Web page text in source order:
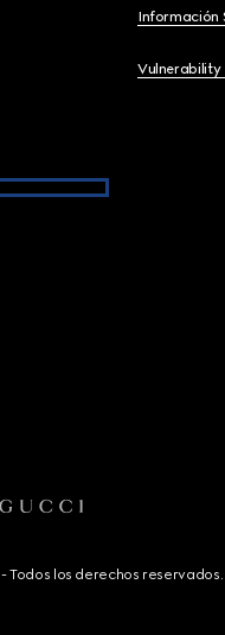
Información
Vulnerability
Todos los derechos